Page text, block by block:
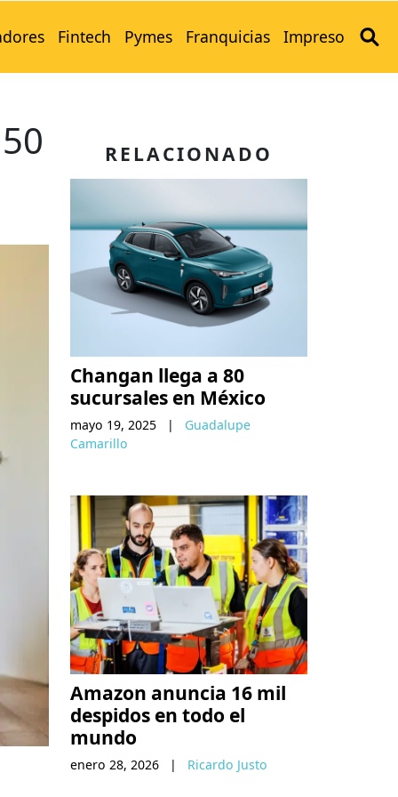
Fintech Pymes Franquicias Impreso
RELACIONADO
Changan llega a 80
sucursales en México
mayo 19, 2025 |
Guadalupe
Camarillo
Amazon anuncia 16 mil
despidos en todo el
mundo
enero 28, 2026 | Ricardo Justo